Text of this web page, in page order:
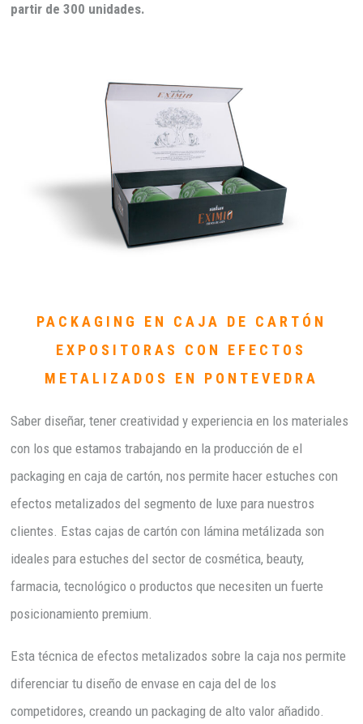
partir de 300 unidades.
PACKAGING EN CAJA DE CARTÓN
EXPOSITORAS CON EFECTOS
METALIZADOS EN PONTEVEDRA
Saber diseñar, tener creatividad y experiencia en los materiales
con los que estamos trabajando en la producción de el
packaging en caja de cartón, nos permite hacer estuches con
efectos metalizados del segmento de luxe para nuestros
clientes. Estas cajas de cartón con lámina metálizada son
ideales para estuches del sector de cosmética, beauty,
farmacia, tecnológico o productos que necesiten un fuerte
posicionamiento premium.
Esta técnica de efectos metalizados sobre la caja nos permite
diferenciar tu diseño de envase en caja del de los
competidores, creando un packaging de alto valor añadido.